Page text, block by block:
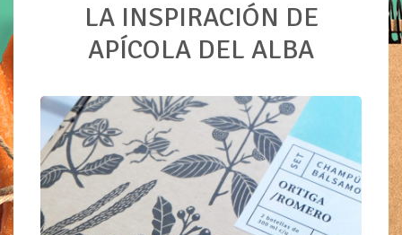
LA INSPIRACIÓN DE
APÍCOLA DEL ALBA